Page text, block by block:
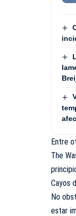
Entre
The
Cayos
No
estar